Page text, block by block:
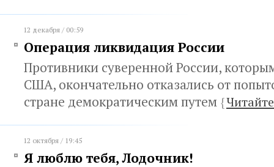
12 декабря / 00:59
Операция ликвидация России
Противники суверенной России,
США, окончательно отказались от
стране демократическим путем {
12 октября / 19:45
Я люблю тебя, Лодочник!